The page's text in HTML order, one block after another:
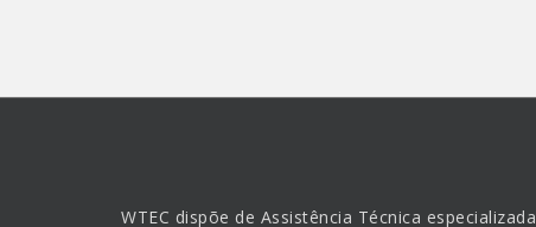
WTEC dispõe de Assistência Técnica especializada